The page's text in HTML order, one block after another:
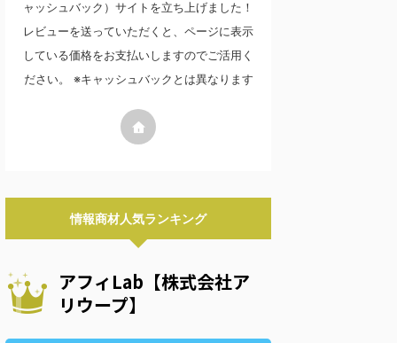
ャッシュバック）サイトを立ち上げました！
レビューを送っていただくと、ページに表示
している価格をお支払いしますのでご活用く
ださい。 ※キャッシュバックとは異なります
情報商材人気ランキング
アフィLab【株式会社ア
リウープ】